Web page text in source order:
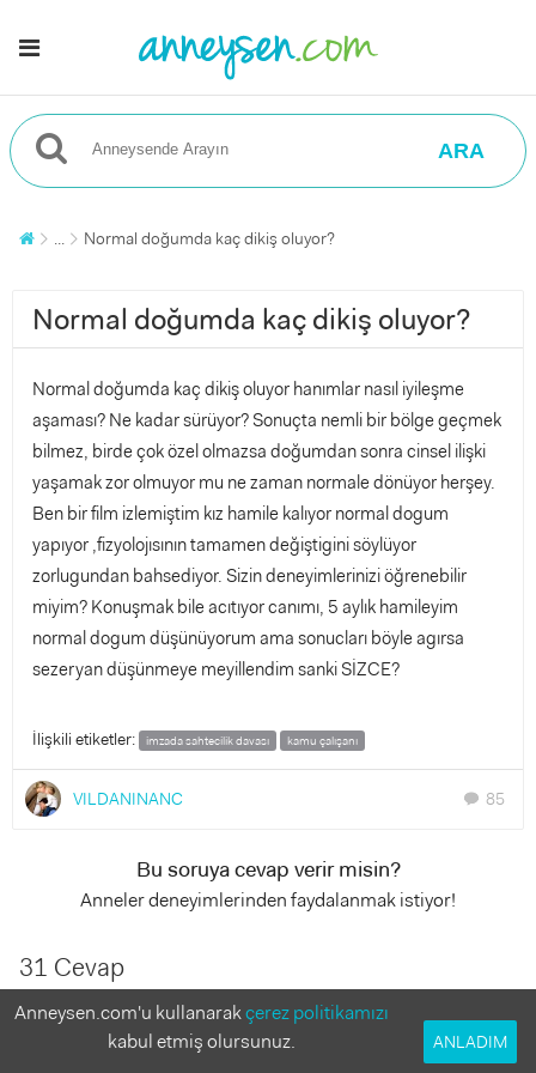
ARA
... Normal doğumda kaç dikiş oluyor?
Normal doğumda kaç dikiş oluyor?
Normal doğumda kaç dikiş oluyor hanımlar nasıl iyileşme
aşaması? Ne kadar sürüyor? Sonuçta nemli bir bölge geçmek
bilmez, birde çok özel olmazsa doğumdan sonra cinsel ilişki
yaşamak zor olmuyor mu ne zaman normale dönüyor herşey.
Ben bir film izlemiştim kız hamile kalıyor normal dogum
yapıyor ,fizyolojısının tamamen değiştigini söylüyor
zorlugundan bahsediyor. Sizin deneyimlerinizi öğrenebilir
miyim? Konuşmak bile acıtıyor canımı, 5 aylık hamileyim
normal dogum düşünüyorum ama sonucları böyle agırsa
sezeryan düşünmeye meyillendim sanki SİZCE?
İlişkili etiketler: imzada sahtecilik davası kamu çalışanı
VILDANINANC chat 85
Bu soruya cevap verir misin?
Anneler deneyimlerinden faydalanmak istiyor!
31 Cevap
Tita
5 yıl önce
Anneysen.com'u kullanarakçerez politikamızı
kabul etmiş olursunuz.
ANLADIM